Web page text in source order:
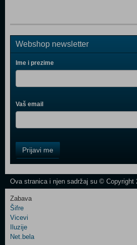
Webshop newsletter
Ime i prezime
Vaš email
Field
One
Control
Two
Newsletter
Prijavi me
Ova stranica i njen sadržaj su © Copyright
Zabava
Šifre
Vicevi
Iluzije
Net.bela